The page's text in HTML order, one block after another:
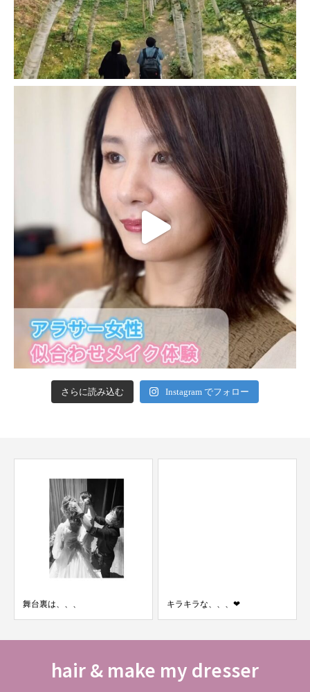
さらに読み込む Instagram でフォロー
舞台裏は、、、 キラキラな、、、❤︎
hair & make my dresser